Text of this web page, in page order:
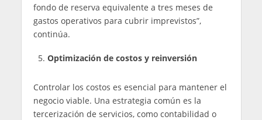
fondo de reserva equivalente a tres meses de
gastos operativos para cubrir imprevistos”,
continúa.
Optimización de costos y reinversión
Controlar los costos es esencial para mantener el
negocio viable. Una estrategia común es la
tercerización de servicios, como contabilidad o